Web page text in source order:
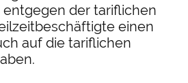
der tariflichen
einen
auf die tariflichen